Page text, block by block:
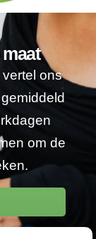
ons
om de